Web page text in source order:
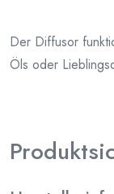
Der Diffusor
Öls oder